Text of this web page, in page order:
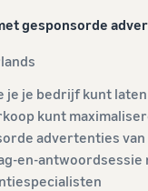
gesponsorde
je je bedrijf kunt
kunt
advertenties van
en-antwoordsessie